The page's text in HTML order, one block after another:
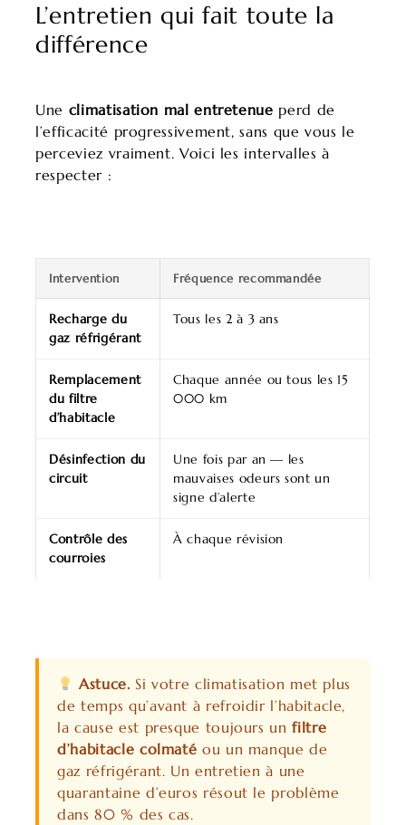
L’entretien qui fait toute la
différence
Une climatisation mal entretenue perd de
l’efficacité progressivement, sans que vous le
perceviez vraiment. Voici les intervalles à
respecter :
Intervention Fréquence recommandée
Recharge du
gaz réfrigérant
Tous les 2 à 3 ans
Remplacement
du filtre
d’habitacle
Chaque année ou tous les 15
000 km
Désinfection du
circuit
Une fois par an — les
mauvaises odeurs sont un
signe d’alerte
Contrôle des
courroies
À chaque révision
Astuce. Si votre climatisation met plus
de temps qu’avant à refroidir l’habitacle,
la cause est presque toujours unfiltre
d’habitacle colmaté ou un manque de
gaz réfrigérant. Un entretien à une
quarantaine d’euros résout le problème
dans 80 % des cas.